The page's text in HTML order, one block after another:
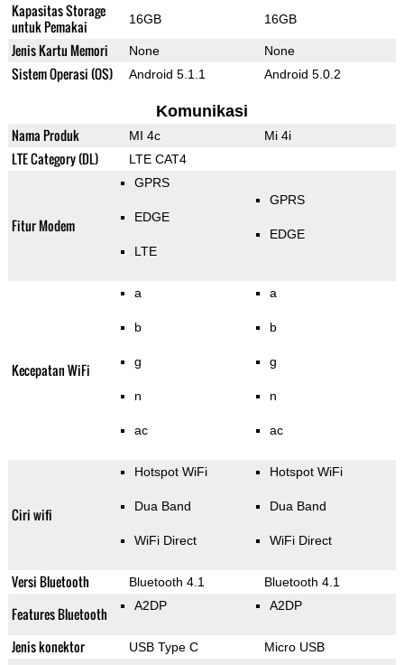
Kapasitas Storage
untuk Pemakai
16GB 16GB
Jenis Kartu Memori None None
Sistem Operasi (OS) Android 5.1.1 Android 5.0.2
Komunikasi
Nama Produk MI 4c Mi 4i
LTE Category (DL) LTE CAT4
Fitur Modem
GPRS
EDGE
LTE
GPRS
EDGE
Kecepatan WiFi
a
b
g
n
ac
a
b
g
n
ac
Ciri wifi
Hotspot WiFi
Dua Band
WiFi Direct
Hotspot WiFi
Dua Band
WiFi Direct
Versi Bluetooth Bluetooth 4.1 Bluetooth 4.1
Features Bluetooth A2DP A2DP
Jenis konektor USB Type C
Micro USB